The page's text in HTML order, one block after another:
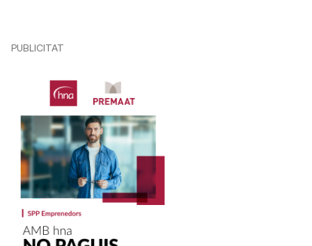
PUBLICITAT